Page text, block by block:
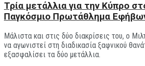
Τρία μετάλλια για την Κύπρο
Παγκόσμιο Πρωτάθλημα
Μάλιστα και στις δύο διακρίσεις του, ο
να αγωνιστεί στη διαδικασία ξαφνικού
εξασφαλίσει τα δύο μετάλλια.